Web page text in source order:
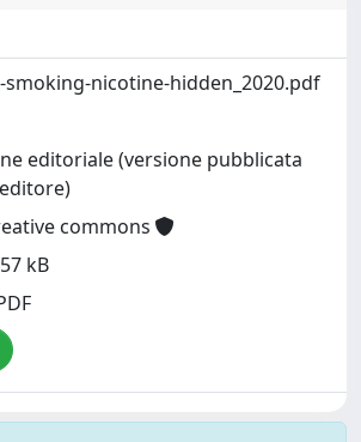
smoking-nicotine-hidden_2020.pdf
editoriale (versione pubblicata
commons
kB